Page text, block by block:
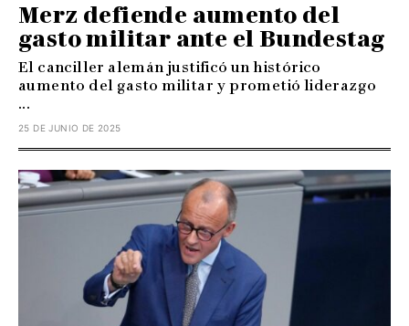
Merz defiende aumento del
gasto militar ante el Bundestag
El canciller alemán justificó un histórico
aumento del gasto militar y prometió liderazgo
...
25 DE JUNIO DE 2025